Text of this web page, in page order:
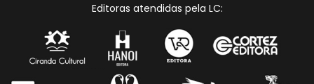
Editoras atendidas pela LC: